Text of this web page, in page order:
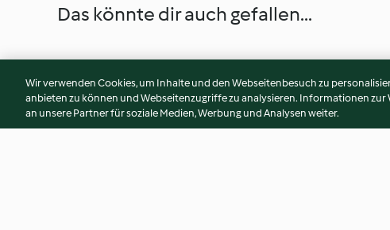
Das könnte dir auch gefallen...
Wir verwenden Cookies, um Inhalte und den Webseitenbesuch zu
anbieten zu können und Webseitenzugriffe zu analysieren. Informationen
an unsere Partner für soziale Medien, Werbung und Analysen weiter.